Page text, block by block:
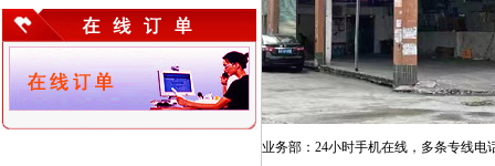
业务部：24小时手机在线，多条专线